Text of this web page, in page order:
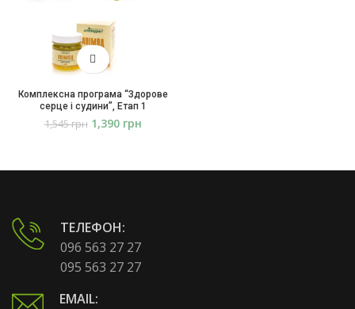
Комплексна програма “Здорове
серце і судини”, Етап 1
Апіпродукт
1,545грн 1,390 грн
ТЕЛЕФОН:
096 563 27 27
095 563 27 27
EMAIL: